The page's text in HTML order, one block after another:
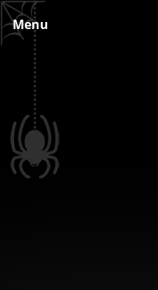
Skip
to
content
Menu